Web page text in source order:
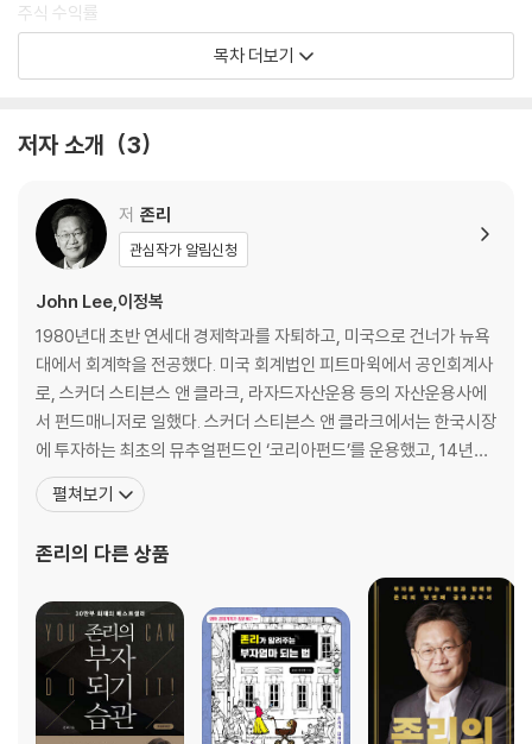
주식 수익률
5장 새로운 출발
목차 더보기
저자 소개 3
저 존리
관심작가 알림신청
John Lee,이정복
1980년대 초반 연세대 경제학과를 자퇴하고, 미국으로 건너가 뉴욕
대에서 회계학을 전공했다. 미국 회계법인 피트마윅에서 공인회계사
로, 스커더 스티븐스 앤 클라크, 라자드자산운용 등의 자산운용사에
서 펀드매니저로 일했다. 스커더 스티븐스 앤 클라크에서는 한국시장
에 투자하는 최초의 뮤추얼펀드인 ‘코리아펀드’를 운용했고, 14년간
연평균 24%의 수익률을 기록했다. 이 펀드의 성공으로 월가의 스타
펀드매니저로 명성을 얻었다. 이 공로를 인정받아 지식경제부 공로
으며, 전 국민 금융문맹 탈출을 위해 독자와의 만남, 강연, 방송
펼쳐보기
존리 의 다른 상품